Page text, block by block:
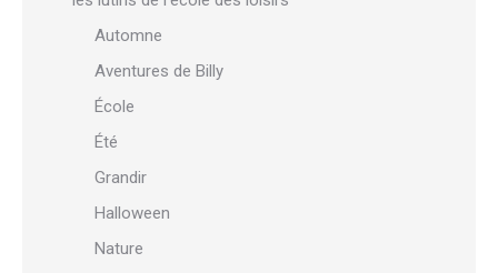
Automne
Aventures de Billy
École
Été
Grandir
Halloween
Nature